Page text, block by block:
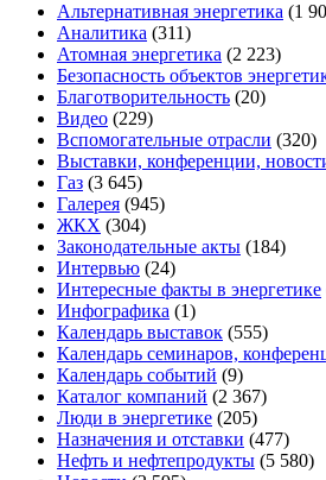
Альтернативная энергетика (1
Аналитика (311)
Атомная энергетика (2 223)
Безопасность объектов
Благотворительность (20)
Видео (229)
Вспомогательные отрасли (320)
Выставки, конференции,
Газ (3 645)
Галерея (945)
ЖКХ (304)
Законодательные акты (184)
Интервью (24)
Интересные факты в энергетике
Инфографика (1)
Календарь выставок (555)
Календарь семинаров,
Календарь событий (9)
Каталог компаний (2 367)
Люди в энергетике (205)
Назначения и отставки (477)
Нефть и нефтепродукты (5 580)